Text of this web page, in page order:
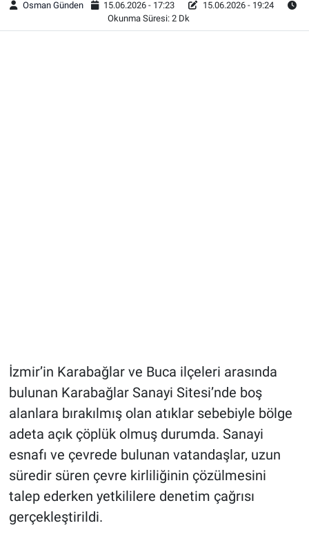
Osman Günden 15.06.2026 - 17:23
15.06.2026 - 19:24
Okunma Süresi: 2 Dk
İzmir’in Karabağlar ve Buca ilçeleri arasında
bulunan Karabağlar Sanayi Sitesi’nde boş
alanlara bırakılmış olan atıklar sebebiyle bölge
adeta açık çöplük olmuş durumda. Sanayi
esnafı ve çevrede bulunan vatandaşlar, uzun
süredir süren çevre kirliliğinin çözülmesini
talep ederken yetkililere denetim çağrısı
gerçekleştirildi.